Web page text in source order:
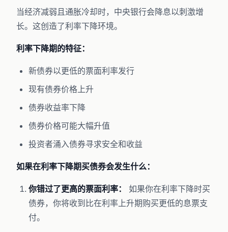
当经济减弱且通胀冷却时，中央银行会降息以刺激增
长。这创造了利率下降环境。
利率下降期的特征：
新债券以更低的票面利率发行
现有债券价格上升
债券收益率下降
债券价格可能大幅升值
投资者涌入债券寻求安全和收益
如果在利率下降期买债券会发生什么：
你错过了更高的票面利率：
如果你在利率下降时买
债券，你将收到比在利率上升期购买更低的息票支
付。